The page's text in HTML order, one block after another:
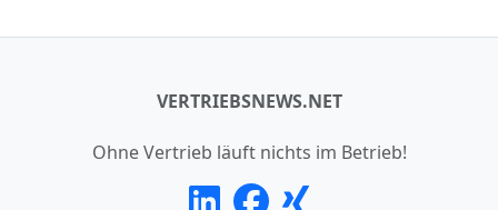
VERTRIEBSNEWS.NET
Ohne Vertrieb läuft nichts im Betrieb!